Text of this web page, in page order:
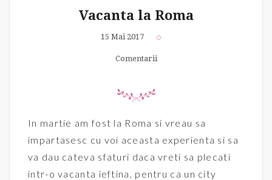
Vacanta la Roma
15 Mai 2017
Comentarii
In martie am fost la Roma si vreau sa
impartasesc cu voi aceasta experienta si sa
va dau cateva sfaturi daca vreti sa plecati
intr-o vacanta ieftina, pentru ca un city